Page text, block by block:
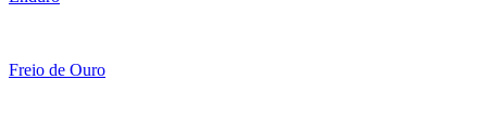
Freio de Ouro